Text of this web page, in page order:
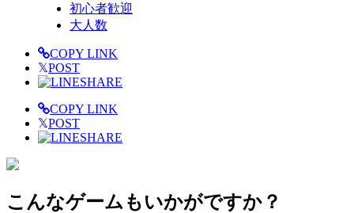
初心者歓迎
大人数
COPY LINK
𝕏POST
SHARE
COPY LINK
𝕏POST
SHARE
こんなゲームもいかがですか？